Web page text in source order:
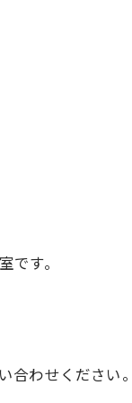
す。
合わせください。